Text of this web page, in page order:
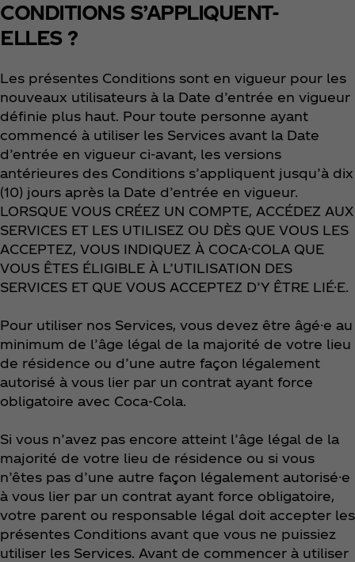
CONDITIONS S’APPLIQUENT-
ELLES ?
Les présentes Conditions sont en vigueur pour les
nouveaux utilisateurs à la Date d’entrée en vigueur
définie plus haut. Pour toute personne ayant
commencé à utiliser les Services avant la Date
d’entrée en vigueur ci-avant, les versions
antérieures des Conditions s’appliquent jusqu’à dix
(10) jours après la Date d’entrée en vigueur.
LORSQUE VOUS CRÉEZ UN COMPTE, ACCÉDEZ AUX
SERVICES ET LES UTILISEZ OU DÈS QUE VOUS LES
ACCEPTEZ, VOUS INDIQUEZ À COCA-COLA QUE
VOUS ÊTES ÉLIGIBLE À L’UTILISATION DES
SERVICES ET QUE VOUS ACCEPTEZ D’Y ÊTRE LIÉ·E.
Pour utiliser nos Services, vous devez être âgé·e au
minimum de l’âge légal de la majorité de votre lieu
de résidence ou d’une autre façon légalement
autorisé à vous lier par un contrat ayant force
obligatoire avec Coca‑Cola.
Si vous n’avez pas encore atteint l’âge légal de la
majorité de votre lieu de résidence ou si vous
n’êtes pas d’une autre façon légalement autorisé·e
à vous lier par un contrat ayant force obligatoire,
votre parent ou responsable légal doit accepter les
présentes Conditions avant que vous ne puissiez
utiliser les Services. Avant de commencer à utiliser